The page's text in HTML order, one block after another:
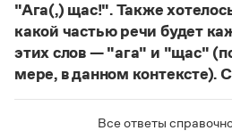
Издательство
Словари
Научпоп
восклицательных
не был!
"Ага(,) щас!". Также
какой частью речи будет
этих слов — "ага" и "щас"
мере, в данном контексте).
Ага—частица, которая в
используется для
Все ответы